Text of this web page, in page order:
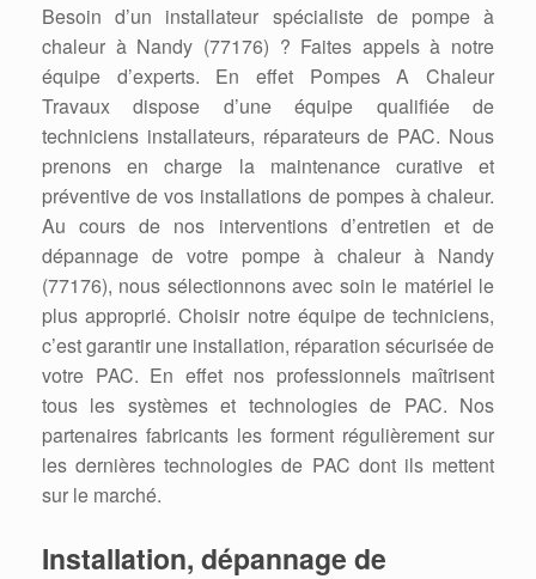
Besoin d’un installateur spécialiste de pompe à
chaleur à Nandy (77176) ? Faites appels à notre
équipe d’experts. En effet Pompes A Chaleur
Travaux dispose d’une équipe qualifiée de
techniciens installateurs, réparateurs de PAC. Nous
prenons en charge la maintenance curative et
préventive de vos installations de pompes à chaleur.
Au cours de nos interventions d’entretien et de
dépannage de votre pompe à chaleur à Nandy
(77176), nous sélectionnons avec soin le matériel le
plus approprié. Choisir notre équipe de techniciens,
c’est garantir une installation, réparation sécurisée de
votre PAC. En effet nos professionnels maîtrisent
tous les systèmes et technologies de PAC. Nos
partenaires fabricants les forment régulièrement sur
les dernières technologies de PAC dont ils mettent
sur le marché.
Installation, dépannage de